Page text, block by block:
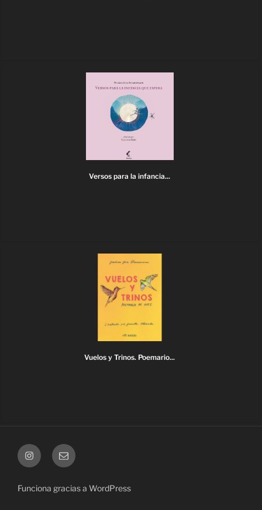
Versos para la infancia...
Vuelos y Trinos. Poemario...
InstagramCorreo
electrónico
Funciona gracias a WordPress